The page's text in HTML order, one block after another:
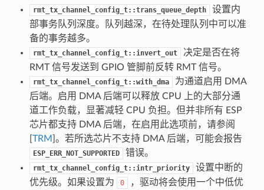
rmt_tx_channel_config_t::trans_queue_depth
设置内
部事务队列深度。队列越深，在待处理队列中可以准
备的事务越多。
rmt_tx_channel_config_t::invert_out
决定是否在将
RMT 信号发送到 GPIO 管脚前反转 RMT 信号。
rmt_tx_channel_config_t::with_dma
为通道启用 DMA
后端。启用 DMA 后端可以释放 CPU 上的大部分通
道工作负载，显著减轻 CPU 负担。但并非所有 ESP
芯片都支持 DMA 后端，在启用此选项前，请参阅
TRM ]。若所选芯片不支持 DMA 后端，可能会报告
ESP_ERR_NOT_SUPPORTED 错误。
rmt_tx_channel_config_t::intr_priority
设置中断的
优先级。如果设置为
0
，驱动将会使用一个中低优